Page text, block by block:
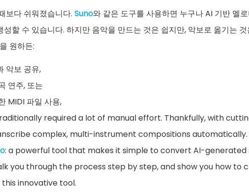
보다 쉬워졌습니다. Suno와 같은 도구를 사용하면 누구나 AI 기반 멜
성할 수 있습니다. 하지만 음악을 만드는 것은 쉽지만, 악보로 옮기는
원하든:
악보 공유,
연주, 또는
MIDI 파일 사용,
required a lot of manual effort. Thankfully, with
complex, multi-instrument compositions
: a powerful tool that makes it simple to convert AI-generated
you through the process step by step, and show you how to
innovative tool.